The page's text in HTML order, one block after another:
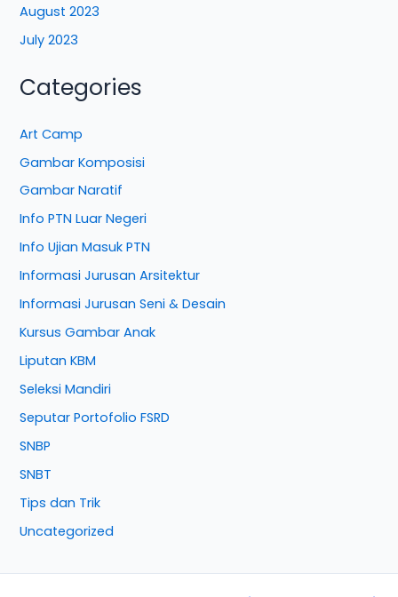
August 2023
July 2023
Categories
Art Camp
Gambar Komposisi
Gambar Naratif
Info PTN Luar Negeri
Info Ujian Masuk PTN
Informasi Jurusan Arsitektur
Informasi Jurusan Seni & Desain
Kursus Gambar Anak
Liputan KBM
Seleksi Mandiri
Seputar Portofolio FSRD
SNBP
SNBT
Tips dan Trik
Uncategorized